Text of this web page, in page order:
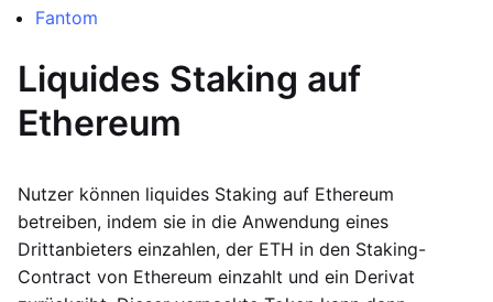
Fantom
Liquides Staking auf
Ethereum
Nutzer können liquides Staking auf Ethereum
betreiben, indem sie in die Anwendung eines
Drittanbieters einzahlen, der ETH in den Staking-
Contract von Ethereum einzahlt und ein Derivat